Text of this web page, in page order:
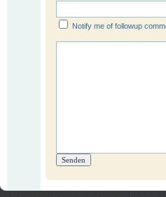
Notify me of followup